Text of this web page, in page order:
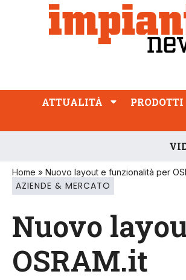
ATTUALITÀ PRODOTTI
PROFESSIONE
ATTUALITÀ PRODOTTI
Home » Nuovo layout e funzionalità per
AZIENDE & MERCATO
Nuovo
OSRAM.it